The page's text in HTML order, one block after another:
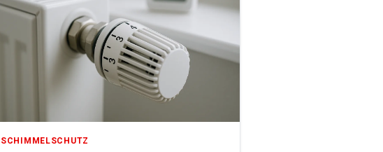
SCHIMMELSCHUTZ